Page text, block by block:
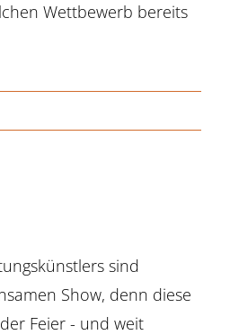
Wettbewerb bereits
sind
Show, denn diese
Feier - und weit